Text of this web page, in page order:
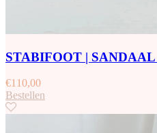
STABIFOOT |
€110,00
Bestellen